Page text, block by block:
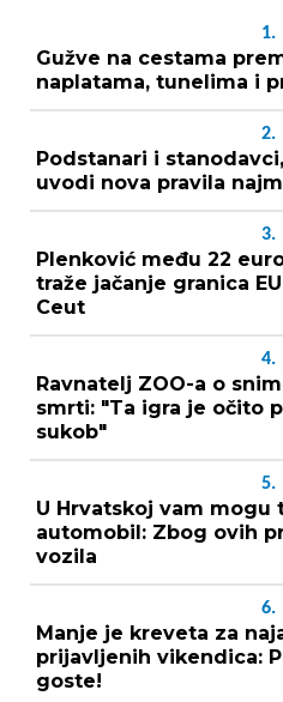
1.
Gužve na cestama
naplatama, tunelima i
2.
Podstanari i
uvodi nova pravila
3.
Plenković među 22
traže jačanje granica
Ceut
4.
Ravnatelj ZOO-a o
smrti: "Ta igra je očito
sukob"
5.
U Hrvatskoj vam mogu
automobil: Zbog ovih
vozila
6.
Manje je kreveta za
prijavljenih vikendica:
goste!